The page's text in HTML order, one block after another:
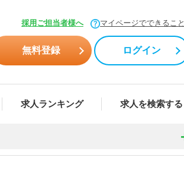
採用ご担当者様へ マイページでできること
無料登録 ログイン
求人ランキング 求人を検索する